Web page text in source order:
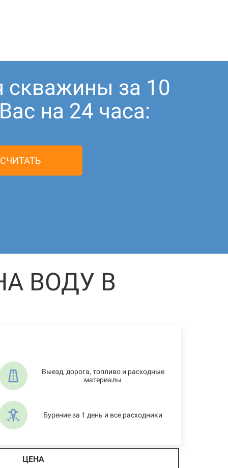
скважины за 10
на 24 часа:
ВОДУ В
Выезд, дорога, топливо и расходные
материалы
Бурение за 1 день и все расходники
ЦЕНА